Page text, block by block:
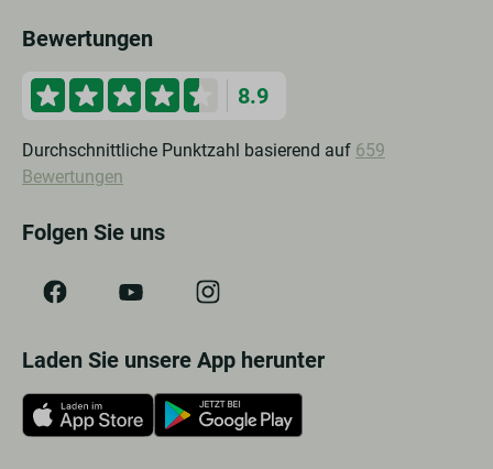
Bewertungen
8.9
Durchschnittliche Punktzahl basierend auf 659
Bewertungen
Folgen Sie uns
Laden Sie unsere App herunter